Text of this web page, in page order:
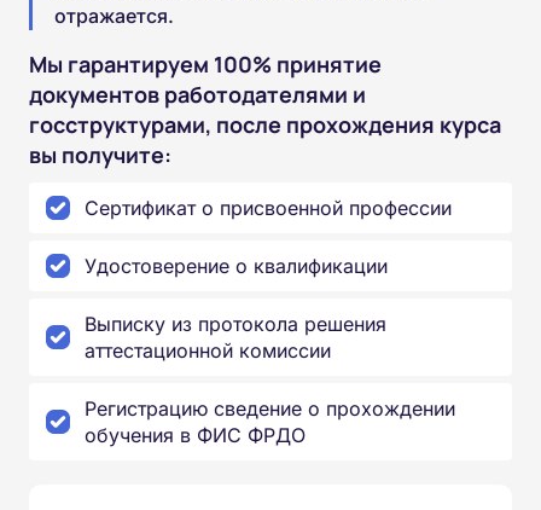
отражается.
Мы гарантируем 100% принятие
документов работодателями и
госструктурами, после прохождения курса
вы получите:
Сертификат о присвоенной профессии
Удостоверение о квалификации
Выписку из протокола решения
аттестационной комиссии
Регистрацию сведение о прохождении
обучения в ФИС ФРДО